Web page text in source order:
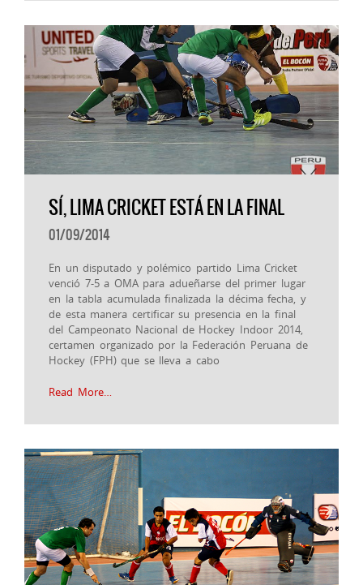
SÍ, LIMA CRICKET ESTÁ EN LA FINAL
01/09/2014
En un disputado y polémico partido Lima Cricket
venció 7-5 a OMA para adueñarse del primer lugar
en la tabla acumulada finalizada la décima fecha, y
de esta manera certificar su presencia en la final
del Campeonato Nacional de Hockey Indoor 2014,
certamen organizado por la Federación Peruana de
Hockey (FPH) que se lleva a cabo
Read More…